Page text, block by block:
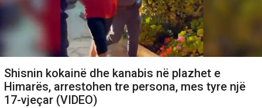
Shisnin kokainë dhe kanabis në plazhet e
Himarës, arrestohen tre persona, mes tyre një
17-vjeçar (VIDEO)